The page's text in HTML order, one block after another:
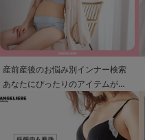
産前産後のお悩み別インナー検索
あなたにぴったりのアイテムが見
つかる